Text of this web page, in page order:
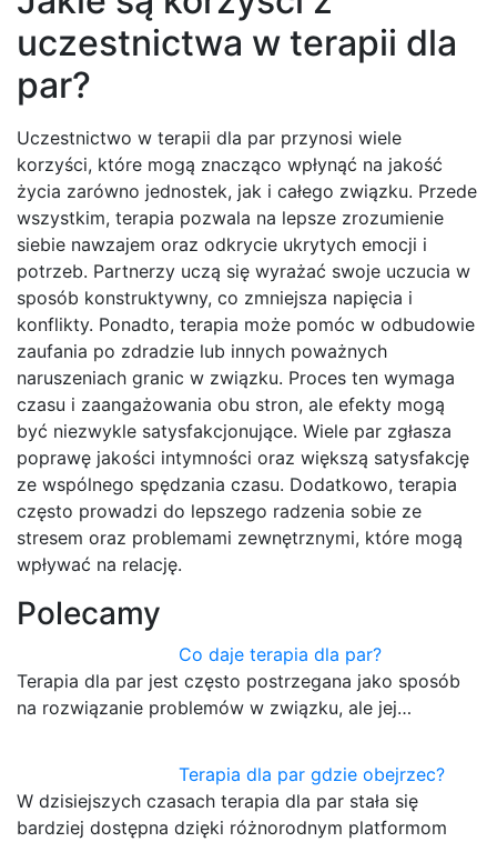
uczestnictwa w terapii dla
par?
Uczestnictwo w terapii dla par przynosi wiele
korzyści, które mogą znacząco wpłynąć na jakość
życia zarówno jednostek, jak i całego związku. Przede
wszystkim, terapia pozwala na lepsze zrozumienie
siebie nawzajem oraz odkrycie ukrytych emocji i
potrzeb. Partnerzy uczą się wyrażać swoje uczucia w
sposób konstruktywny, co zmniejsza napięcia i
konflikty. Ponadto, terapia może pomóc w odbudowie
zaufania po zdradzie lub innych poważnych
naruszeniach granic w związku. Proces ten wymaga
czasu i zaangażowania obu stron, ale efekty mogą
być niezwykle satysfakcjonujące. Wiele par zgłasza
poprawę jakości intymności oraz większą satysfakcję
ze wspólnego spędzania czasu. Dodatkowo, terapia
często prowadzi do lepszego radzenia sobie ze
stresem oraz problemami zewnętrznymi, które mogą
wpływać na relację.
Polecamy
Co daje terapia dla par?
Terapia dla par jest często postrzegana jako sposób
na rozwiązanie problemów w związku, ale jej…
Terapia dla par gdzie obejrzec?
W dzisiejszych czasach terapia dla par stała się
bardziej dostępna dzięki różnorodnym platformom